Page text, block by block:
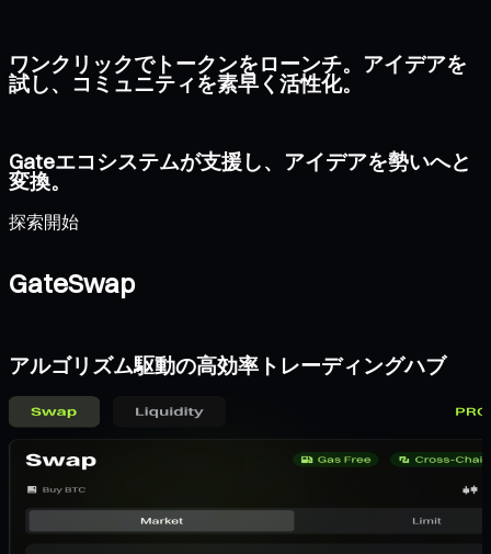
ワンクリックでトークンをローンチ。アイデアを
試し、コミュニティを素早く活性化。
Gateエコシステムが支援し、アイデアを勢いへと
変換。
探索開始
GateSwap
アルゴリズム駆動の高効率トレーディングハブ